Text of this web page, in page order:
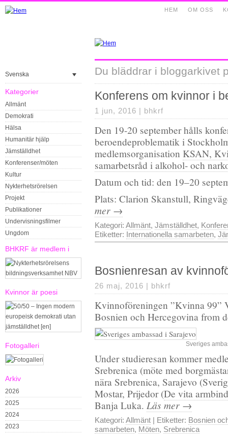
OM OSS
HEM
Svenska
Kategorier
Allmänt
Demokrati
Hälsa
Humanitär hjälp
Jämställdhet
Konferenser/möten
Kultur
Nykterhetsrörelsen
Projekt
Publikationer
Undervisningsfilmer
Ungdom
BHKRF är medlem i
Kvinnor är poesi
Fotogalleri
Arkiv
2026
2025
2024
2023
Du bläddrar i bloggarkivet
Konferens om kvinnor i
1 jun, 2016 | bhkrf
Den 19-20 september hålls
beroendeproblematik i
medlemsorganisation KSAN,
samarbetsråd i alkohol- och
Datum och tid: den 19–20
Plats: Clarion Skanstull,
mer →
Kategori: Allmänt, Jämställdhet,
Etiketter: Internationella samarbeten,
Bosnienresan av
26 maj, 2016 | bhkrf
Kvinnoföreningen ”Kvinna 99”
Bosnien och Hercegovina from
Sveriges
Under studieresan kommer
Srebrenica (möte med
nära Srebrenica, Sarajevo
Mostar, Prijedor (De vita
Banja Luka. Läs mer →
Kategori: Allmänt | Etiketter: Bosnien
samarbeten, Möten, Srebrenica